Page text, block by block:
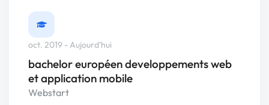
oct. 2019 - Aujourd'hui
bachelor européen developpements web
et application mobile
Webstart